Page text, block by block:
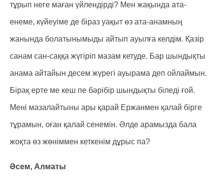
тұрып неге маған үйлендірді? Мен жақында ата-
енеме, күйеуіме де біраз уақыт өз ата-анамның
жанында болатынымыды айтып ауылға келдім. Қазір
санам сан-саққа жүгіріп мазам кетуде. Бар шындықты
анама айтайын десем жүрегі ауырама деп ойлаймын.
Бірақ ерте ме кеш пе бәрібір шындықты біледі ғой.
Мені мазалайтыны ары қарай Ержанмен қалай бірге
тұрамын, оған қалай сенемін. Әлде арамызда бала
жоқта өз жөніммен кеткенім дұрыс па?
Әсем, Алматы